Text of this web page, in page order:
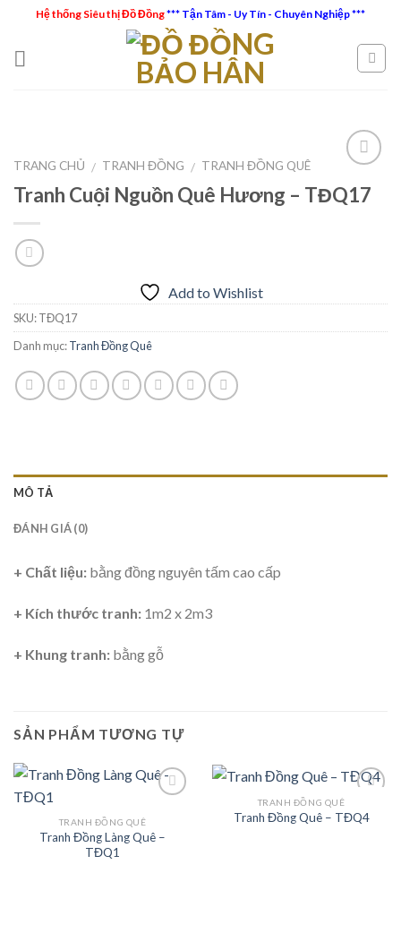
content
Hệ thống Siêu thị Đồ Đồng*** Tận Tâm - Uy Tín - Chuyên Nghiệp ***
TRANG CHỦ / TRANH ĐỒNG / TRANH ĐỒNG QUÊ
Tranh Cuội Nguồn Quê Hương – TĐQ17
Add to Wishlist
SKU:TĐQ17
Danh mục:Tranh Đồng Quê
MÔ TẢ
ĐÁNH GIÁ (0)
+ Chất liệu: bằng đồng nguyên tấm cao cấp
+ Kích thước tranh: 1m2 x 2m3
+ Khung tranh: bằng gỗ
SẢN PHẨM TƯƠNG TỰ
Add to
TRANH ĐỒNG QUÊ
Tranh Đồng Làng Quê –
TĐQ1
TRANH ĐỒNG QUÊ
Tranh Đồng Quê – TĐQ4